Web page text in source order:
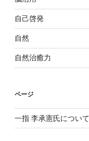
自己啓発
自然
自然治癒力
ページ
一指 李承憲氏について